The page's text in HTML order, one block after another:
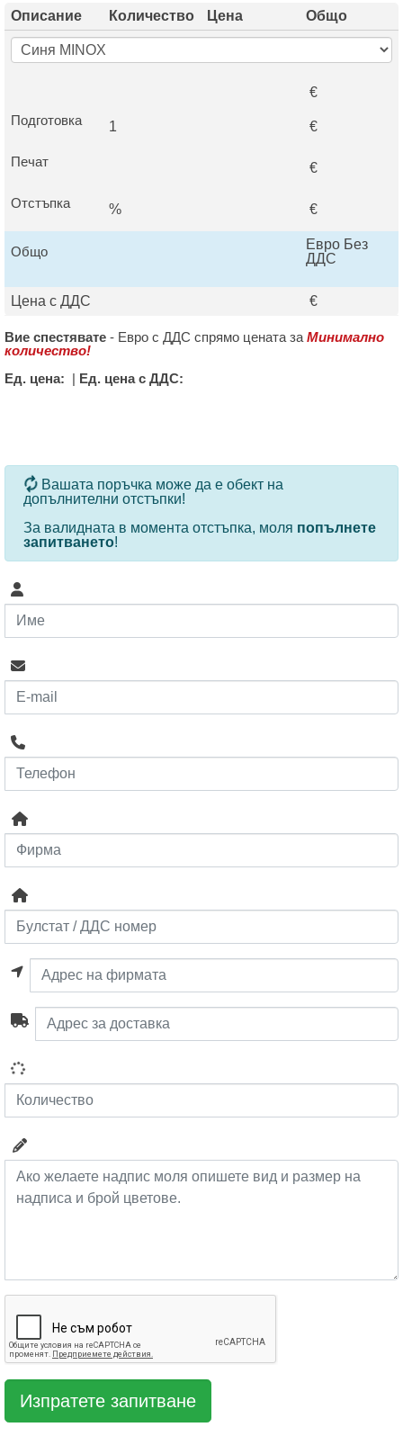
Описание Количество Цена Общо
€
Подготовка
1 €
Печат €
Отстъпка % €
Общо
Евро Без
ДДС
Цена с ДДС €
Вие спестявате - Евро с ДДС спрямо цената за Минимално
количество!
Ед. цена: | Ед. цена с ДДС:
За определени продукти и количества се ползват
Вашата поръчка може да е обект на
допълнителни отстъпки!
За валидната в момента отстъпка, моля попълнете
запитването!